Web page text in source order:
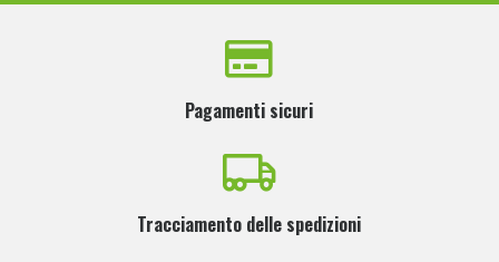
Pagamenti sicuri
Tracciamento delle spedizioni